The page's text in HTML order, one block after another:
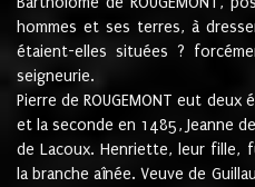
hommes et ses terres, à
étaient-elles situées ?
seigneurie.
Pierre de ROUGEMONT eut deux
et la seconde en 1485, Jeanne
de Lacoux. Henriette, leur fille,
la branche aînée. Veuve de